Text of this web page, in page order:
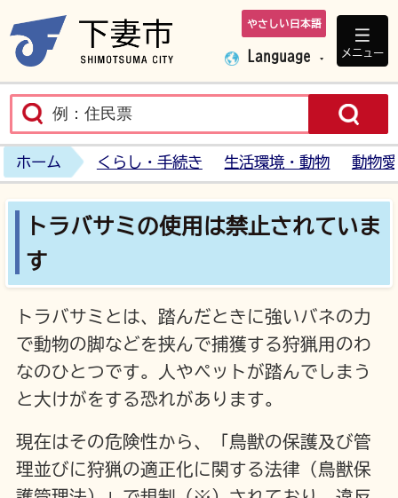
下妻市ホームペ
やさしい日本語
Language メニュー
ホーム くらし・手続き 生活環境・動物 動物
トラバサミの使用は禁止されていま
す
トラバサミとは、踏んだときに強いバネの力
で動物の脚などを挟んで捕獲する狩猟用のわ
なのひとつです。人やペットが踏んでしまう
と大けがをする恐れがあります。
現在はその危険性から、「鳥獣の保護及び管
理並びに狩猟の適正化に関する法律（鳥獣保